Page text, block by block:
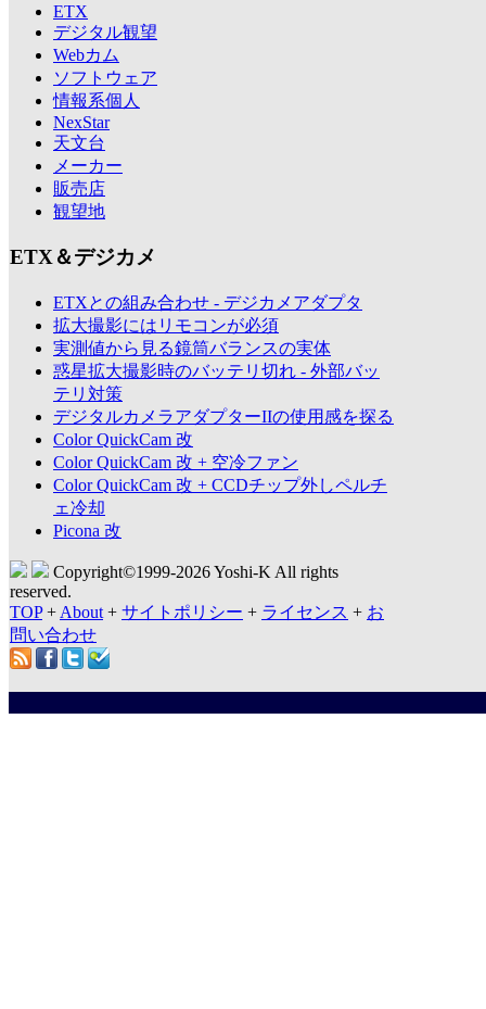
ETX
デジタル観望
Webカム
ソフトウェア
情報系個人
NexStar
天文台
メーカー
販売店
観望地
ETX＆デジカメ
ETXとの組み合わせ - デジカメアダプタ
拡大撮影にはリモコンが必須
実測値から見る鏡筒バランスの実体
惑星拡大撮影時のバッテリ切れ - 外部バッ
テリ対策
デジタルカメラアダプターIIの使用感を探る
Color QuickCam 改
Color QuickCam 改 + 空冷ファン
Color QuickCam 改 + CCDチップ外しペルチ
ェ冷却
Picona 改
Copyright©1999-2026 Yoshi-K All rights
reserved.
TOP+ About + サイトポリシー + ライセンス + お
問い合わせ